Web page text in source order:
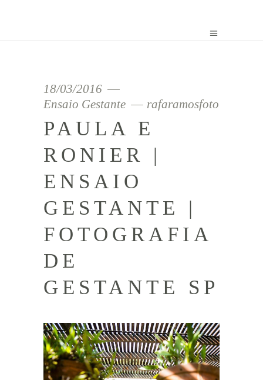
18/03/2016
Ensaio Gestante
rafaramosfoto
PAULA E
RONIER |
ENSAIO
GESTANTE |
FOTOGRAFIA
DE
GESTANTE SP